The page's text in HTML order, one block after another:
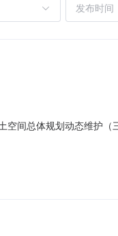
间总体规划动态维护（
广州市海珠区南洲路483